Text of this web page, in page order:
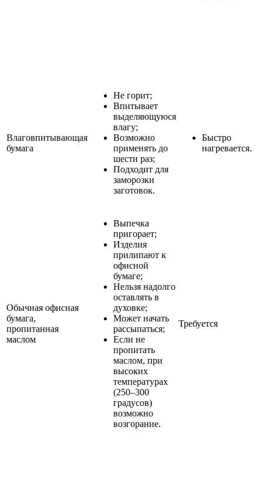
Влаговпитывающая
бумага
Не горит;
Впитывает
выделяющуюся
влагу;
Возможно
применять до
шести раз;
Подходит для
заморозки
заготовок.
Быстро
нагревается.
Обычная офисная
бумага,
пропитанная
маслом
Выпечка
пригорает;
Изделия
прилипают к
офисной
бумаге;
Нельзя надолго
оставлять в
духовке;
Может начать
рассыпаться;
Если не
пропитать
маслом, при
высоких
температурах
(250–300
градусов)
возможно
возгорание.
Требуется